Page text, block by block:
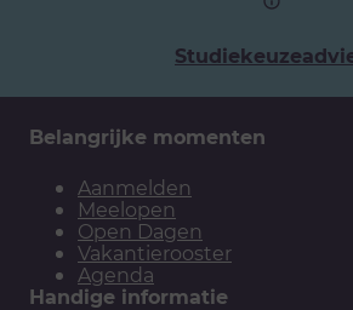
Belangrijke momenten
Aanmelden
Meelopen
Open Dagen
Vakantierooster
Agenda
Handige informatie